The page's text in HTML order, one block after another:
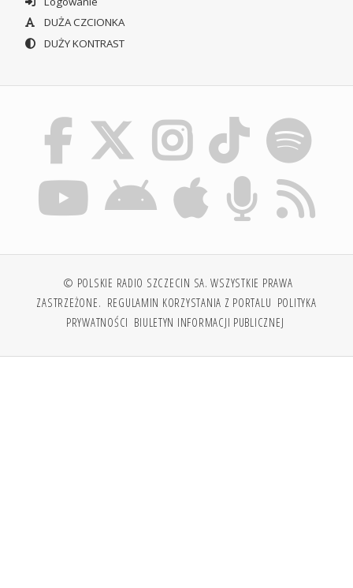
DUŻA CZCIONKA
DUŻY KONTRAST
© POLSKIE RADIO SZCZECIN SA. WSZYSTKIE PRAWA
ZASTRZEŻONE. REGULAMIN KORZYSTANIA Z PORTALU POLITYKA
PRYWATNOŚCI BIULETYN INFORMACJI PUBLICZNEJ